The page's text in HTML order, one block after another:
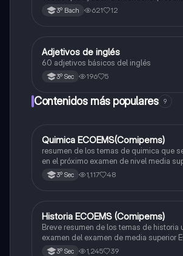
3º Bach 621 12
Inglés
Adjetivos de inglés
60 adjetivos básicos del inglés
3º Sec 196 5
Contenidos más populares 9
Química
Quimica ECOEMS(Comipems)
resumen de los temas de quimica que
en el próximo examen de nivel media
zona metropolitana de el valle de México
3º Sec 1,117 48
Historia
Historia ECOEMS (Comipems)
Breve resumen de los temas de historia
examen del examen de media superior
valle de México
3º Sec 1,245 39